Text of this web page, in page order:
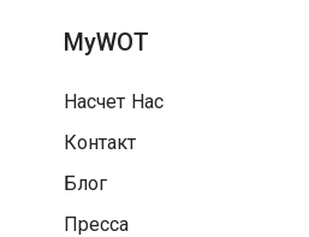
MyWOT
Насчет Нас
Контакт
Блог
Пресса